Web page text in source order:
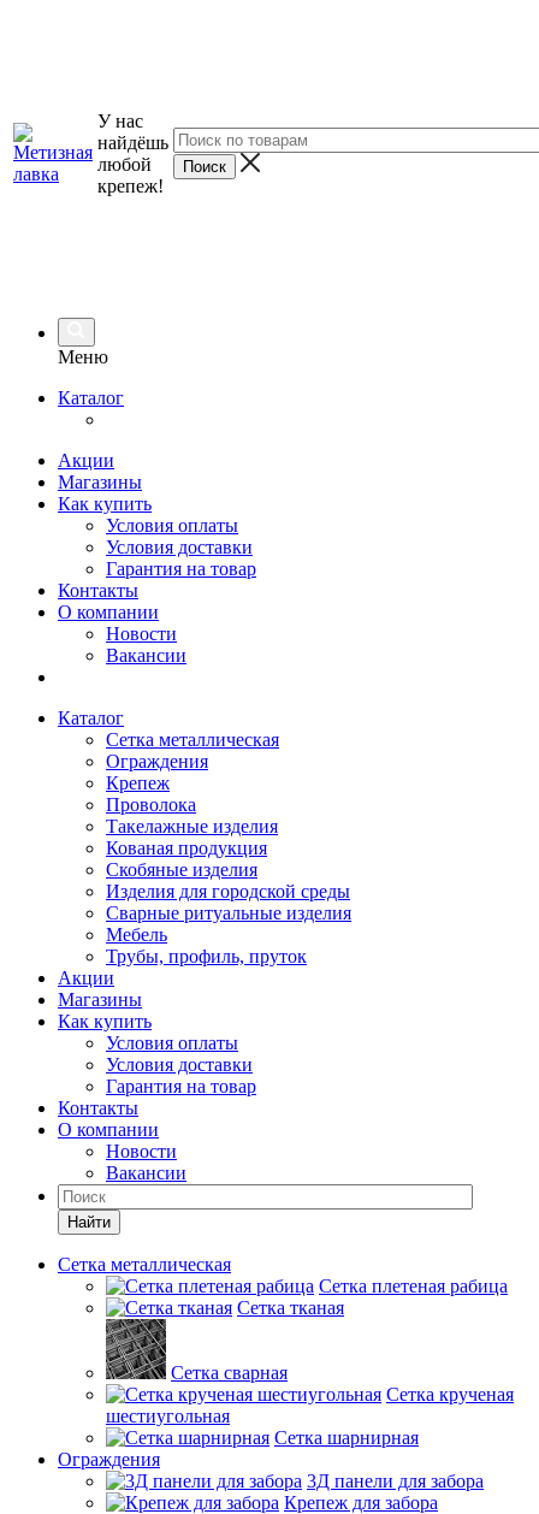
У нас
найдёшь
любой
крепеж!
Меню
Каталог
Акции
Магазины
Как купить
Условия оплаты
Условия доставки
Гарантия на товар
Контакты
О компании
Новости
Вакансии
Каталог
Сетка металлическая
Ограждения
Крепеж
Проволока
Такелажные изделия
Кованая продукция
Скобяные изделия
Изделия для городской среды
Сварные ритуальные изделия
Мебель
Трубы, профиль, пруток
Акции
Магазины
Как купить
Условия оплаты
Условия доставки
Гарантия на товар
Контакты
О компании
Новости
Вакансии
Найти
Сетка металлическая
Сетка плетеная рабица
Сетка тканая
Сетка сварная
Сетка крученая
шестиугольная
Сетка шарнирная
Ограждения
3Д панели для забора
Крепеж для забора